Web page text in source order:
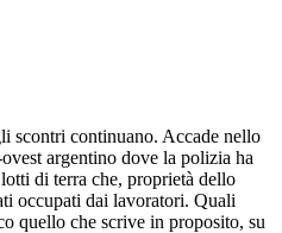
scontri continuano. Accade nello
argentino dove la polizia ha
di terra che, proprietà dello
occupati dai lavoratori. Quali
quello che scrive in proposito, su